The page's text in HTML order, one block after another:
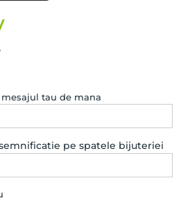
mesajul tau de mana
pe spatele bijuteriei